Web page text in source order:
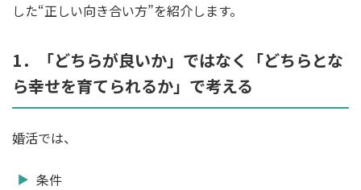
した“正しい向き合い方”を紹介します。
1．「どちらが良いか」ではなく「どちらとな
ら幸せを育てられるか」で考える
婚活では、
条件